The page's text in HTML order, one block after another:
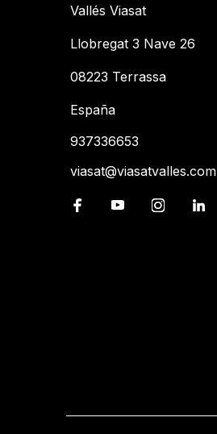
Vallés Viasat
Llobregat 3 Nave 26
08223 Terrassa
España
937336653
viasat@viasatvalles.com